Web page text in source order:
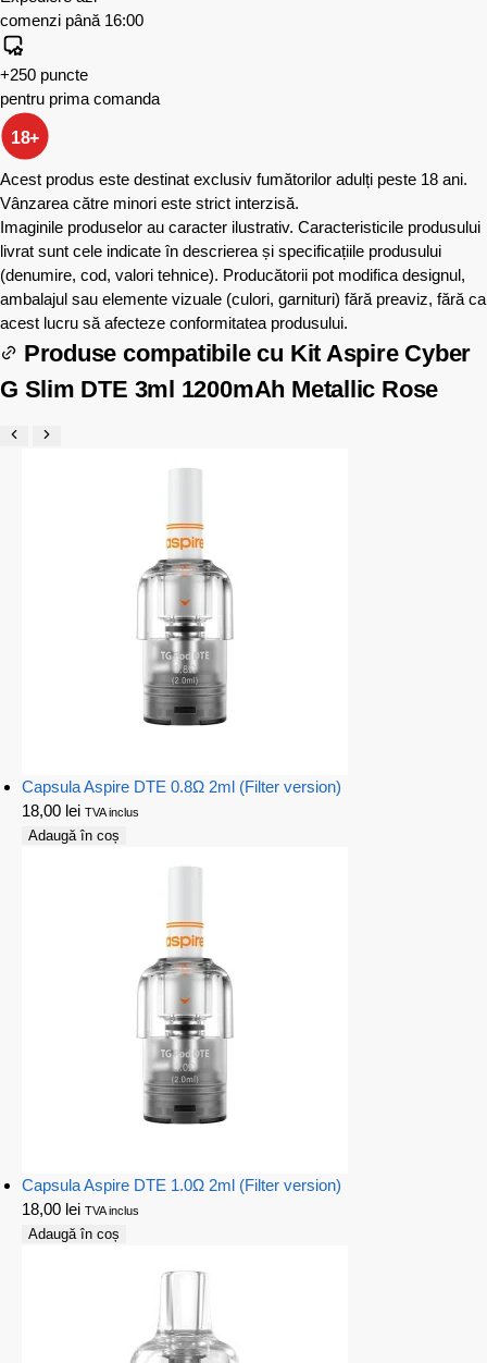
comenzi până 16:00
+250 puncte
pentru prima comanda
18+
Acest produs este destinat exclusiv fumătorilor adulți peste 18 ani.
Vânzarea către minori este strict interzisă.
Imaginile produselor au caracter ilustrativ. Caracteristicile produsului
livrat sunt cele indicate în descrierea și specificațiile produsului
(denumire, cod, valori tehnice). Producătorii pot modifica designul,
ambalajul sau elemente vizuale (culori, garnituri) fără preaviz, fără ca
acest lucru să afecteze conformitatea produsului.
Produse compatibile cu Kit Aspire Cyber
G Slim DTE 3ml 1200mAh Metallic Rose
Capsula Aspire DTE 0.8Ω 2ml (Filter version)
18,00 lei TVA inclus
Adaugă în coș
Capsula Aspire DTE 1.0Ω 2ml (Filter version)
18,00 lei TVA inclus
Adaugă în coș